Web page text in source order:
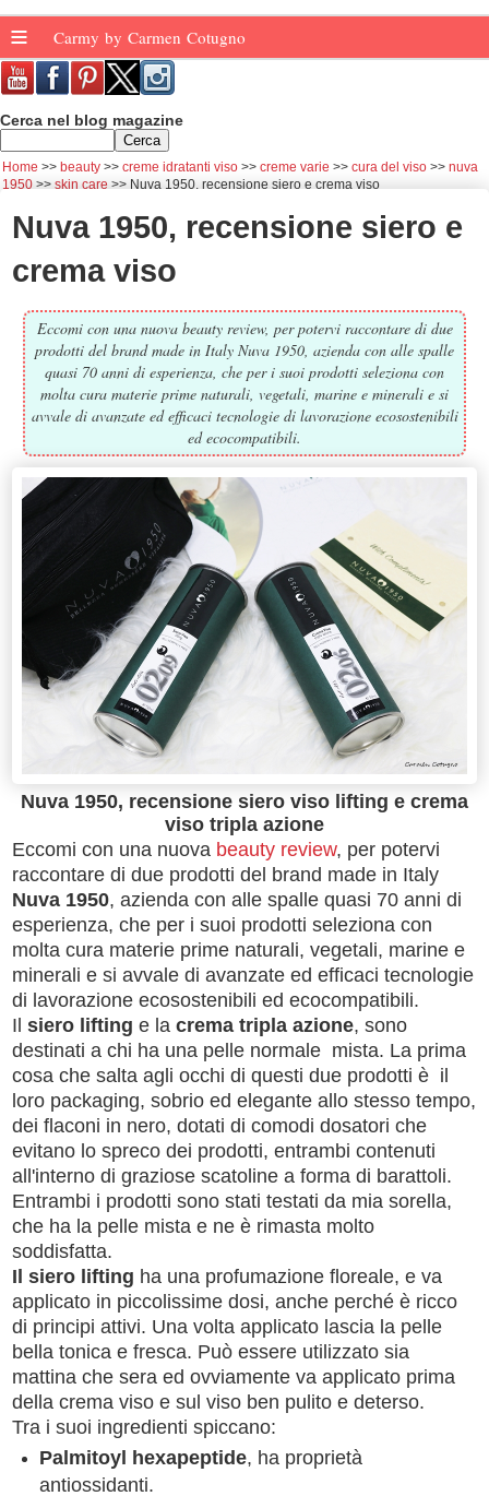
≡ Carmy by Carmen Cotugno
Cerca nel blog magazine
Home beauty creme idratanti viso creme varie cura del viso
nuva
1950
skin care Nuva 1950, recensione siero e crema viso
Nuva 1950, recensione siero e
crema viso
Eccomi con una nuova beauty review, per potervi raccontare di due
prodotti del brand made in Italy Nuva 1950, azienda con alle spalle
quasi 70 anni di esperienza, che per i suoi prodotti seleziona con
molta cura materie prime naturali, vegetali, marine e minerali e si
avvale di avanzate ed efficaci tecnologie di lavorazione ecosostenibili
ed ecocompatibili.
Nuva 1950, recensione siero viso lifting e crema
viso tripla azione
Eccomi con una nuova beauty review, per potervi
raccontare di due prodotti del brand made in Italy
Nuva 1950, azienda con alle spalle quasi 70 anni di
esperienza, che per i suoi prodotti seleziona con
molta cura materie prime naturali, vegetali, marine e
minerali e si avvale di avanzate ed efficaci tecnologie
di lavorazione ecosostenibili ed ecocompatibili.
Il siero lifting e la crema tripla azione, sono
destinati a chi ha una pelle normale mista. La prima
cosa che salta agli occhi di questi due prodotti è il
loro packaging, sobrio ed elegante allo stesso tempo,
dei flaconi in nero, dotati di comodi dosatori che
evitano lo spreco dei prodotti, entrambi contenuti
all'interno di graziose scatoline a forma di barattoli.
Entrambi i prodotti sono stati testati da mia sorella,
che ha la pelle mista e ne è rimasta molto
soddisfatta.
Il siero lifting ha una profumazione floreale, e va
applicato in piccolissime dosi, anche perché è ricco
di principi attivi. Una volta applicato lascia la pelle
bella tonica e fresca. Può essere utilizzato sia
mattina che sera ed ovviamente va applicato prima
della crema viso e sul viso ben pulito e deterso.
Tra i suoi ingredienti spiccano:
Palmitoyl hexapeptide, ha proprietà
antiossidanti.